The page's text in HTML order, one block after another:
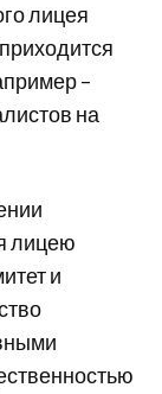
лицея
–
на
лицею
и